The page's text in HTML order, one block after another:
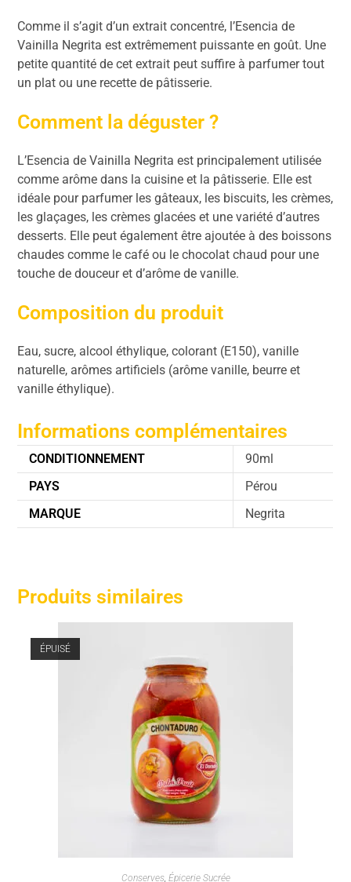
Comme il s’agit d’un extrait concentré, l’Esencia de
Vainilla Negrita est extrêmement puissante en goût. Une
petite quantité de cet extrait peut suffire à parfumer tout
un plat ou une recette de pâtisserie.
Comment la déguster ?
L’Esencia de Vainilla Negrita est principalement utilisée
comme arôme dans la cuisine et la pâtisserie. Elle est
idéale pour parfumer les gâteaux, les biscuits, les crèmes,
les glaçages, les crèmes glacées et une variété d’autres
desserts. Elle peut également être ajoutée à des boissons
chaudes comme le café ou le chocolat chaud pour une
touche de douceur et d’arôme de vanille.
Composition du produit
Eau, sucre, alcool éthylique, colorant (E150), vanille
naturelle, arômes artificiels (arôme vanille, beurre et
vanille éthylique).
Informations complémentaires
CONDITIONNEMENT
90ml
PAYS
Pérou
MARQUE
Negrita
Produits similaires
ÉPUISÉ
Conserves, Épicerie Sucrée